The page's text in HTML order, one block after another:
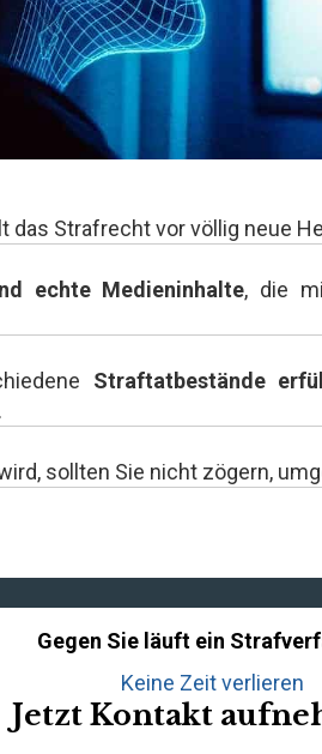
das Strafrecht vor völlig neue
echte Medieninhalte, die
Straftatbestände
sollten Sie nicht zögern,
Gegen Sie läuft ein
Keine Zeit verlieren
Jetzt Kontakt